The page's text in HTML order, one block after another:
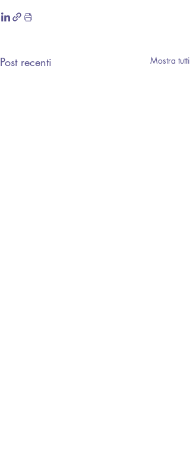
Post recenti Mostra tutti